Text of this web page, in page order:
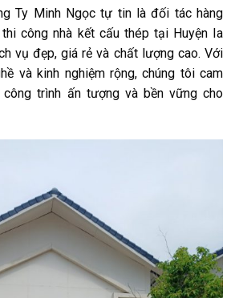
Ty Minh Ngọc tự tin là đối tác hàng
công nhà kết cấu thép tại Huyện Ia
vụ đẹp, giá rẻ và chất lượng cao. Với
và kinh nghiệm rộng, chúng tôi cam
trình ấn tượng và bền vững cho